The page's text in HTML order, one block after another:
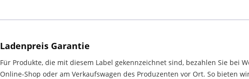
Ladenpreis Garantie
Für Produkte, die mit diesem Label gekennzeichnet sind, bezahlen Sie bei
Online-Shop oder am Verkaufswagen des Produzenten vor Ort. So bieten